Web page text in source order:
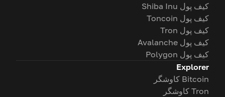
کیف پول Shiba Inu
کیف پول Toncoin
کیف پول Tron
کیف پول Avalanche
کیف پول Polygon
Explorer
Bitcoin کاوشگر
Tron کاوشگر